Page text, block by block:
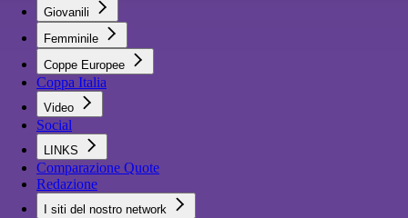
Giovanili
Femminile
Coppe Europee
Coppa Italia
Video
Social
LINKS
Comparazione Quote
Redazione
I siti del nostro network